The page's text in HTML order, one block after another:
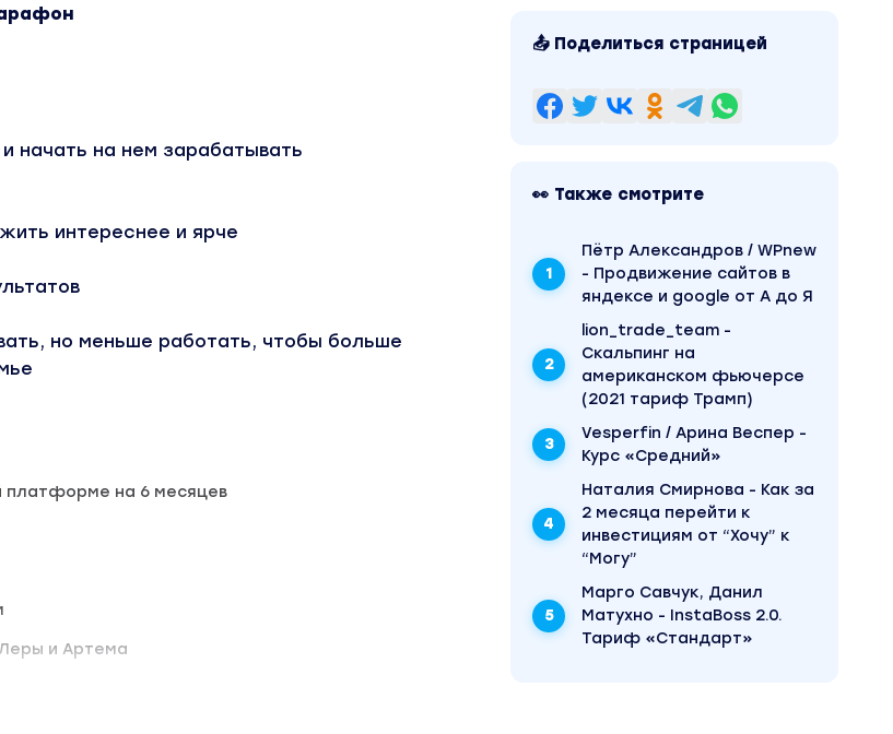
начать на нем зарабатывать
интереснее и ярче
но меньше работать, чтобы больше
платформе на 6 месяцев
и Артема
📤 Поделиться страницей
👀 Также смотрите
Пётр Александров / WPnew
- Продвижение сайтов в
яндексе и google от А до Я
lion_trade_team -
Скальпинг на
американском фьючерсе
(2021 тариф Трамп)
Vesperfin / Арина Веспер -
Курс «Средний»
Наталия Смирнова - Как за
2 месяца перейти к
инвестициям от “Хочу” к
“Могу”
Марго Савчук, Данил
Матухно - InstaBoss 2.0.
Тариф «Стандарт»